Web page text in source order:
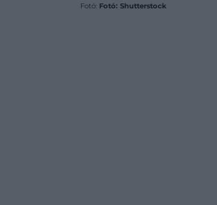
Fotó: Fotó: Shutterstock